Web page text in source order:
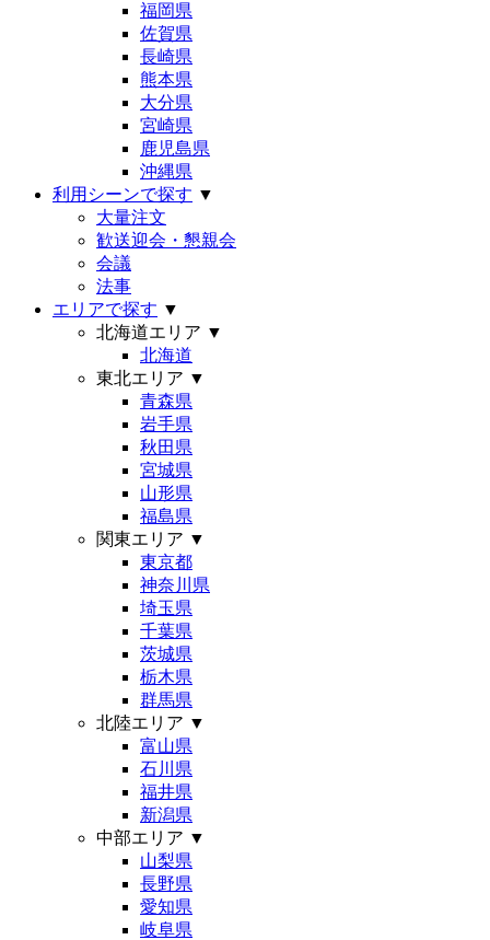
福岡県
佐賀県
長崎県
熊本県
大分県
宮崎県
鹿児島県
沖縄県
利用シーンで探す ▼
大量注文
歓送迎会・懇親会
会議
法事
エリアで探す ▼
北海道エリア ▼
北海道
東北エリア ▼
青森県
岩手県
秋田県
宮城県
山形県
福島県
関東エリア ▼
東京都
神奈川県
埼玉県
千葉県
茨城県
栃木県
群馬県
北陸エリア ▼
富山県
石川県
福井県
新潟県
中部エリア ▼
山梨県
長野県
愛知県
岐阜県